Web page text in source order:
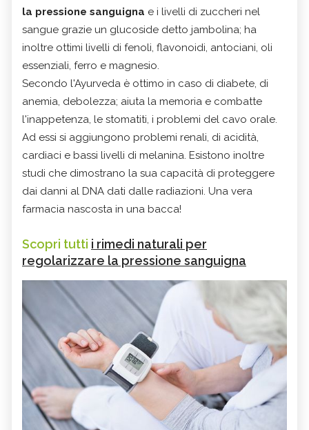
la pressione sanguigna e i livelli di zuccheri nel
sangue grazie un glucoside detto jambolina; ha
inoltre ottimi livelli di fenoli, flavonoidi, antociani, oli
essenziali, ferro e magnesio.
Secondo l'Ayurveda è ottimo in caso di diabete, di
anemia, debolezza; aiuta la memoria e combatte
l'inappetenza, le stomatiti, i problemi del cavo orale.
Ad essi si aggiungono problemi renali, di acidità,
cardiaci e bassi livelli di melanina. Esistono inoltre
studi che dimostrano la sua capacità di proteggere
dai danni al DNA dati dalle radiazioni. Una vera
farmacia nascosta in una bacca!
Scopri tutti i rimedi naturali per
regolarizzare la pressione sanguigna